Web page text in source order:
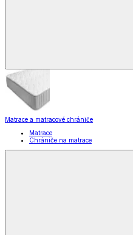
Matrace a matracové chrániče
Matrace
Chrániče na matrace